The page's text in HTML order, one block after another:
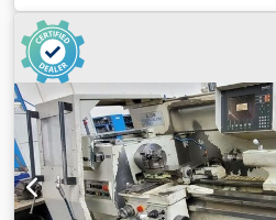
直径:400 mm, ローター幅:320
圧:400 V